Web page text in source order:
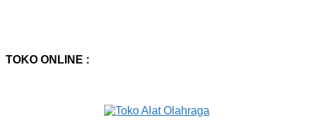
TOKO ONLINE :